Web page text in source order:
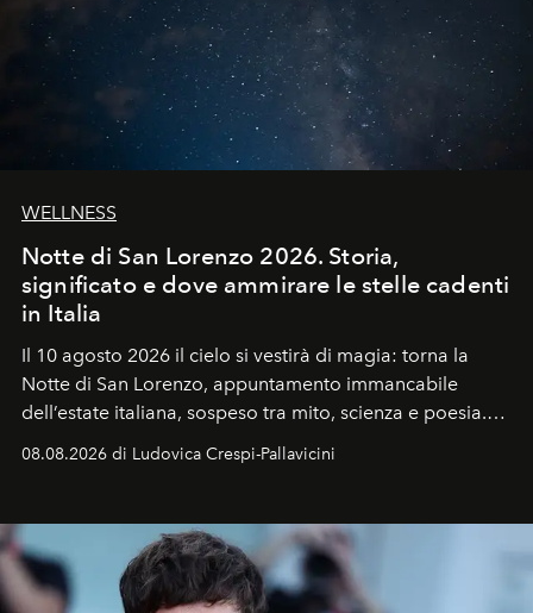
WELLNESS
Notte di San Lorenzo 2026. Storia,
significato e dove ammirare le stelle cadenti
in Italia
Il 10 agosto 2026 il cielo si vestirà di magia: torna la
Notte di San Lorenzo, appuntamento immancabile
dell’estate italiana, sospeso tra mito, scienza e poesia.
Sarà il momento in cui gli occhi si alzano verso la volta
celeste per seguire il passaggio delle
all’universo i desideri più segreti
08.08.2026 di Ludovica Crespi-Pallavicini